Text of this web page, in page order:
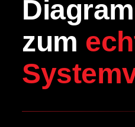
zum